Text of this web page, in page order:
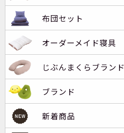
布団セット
オーダーメイド寝具
じぶんまくらブランド
ブランド
新着商品